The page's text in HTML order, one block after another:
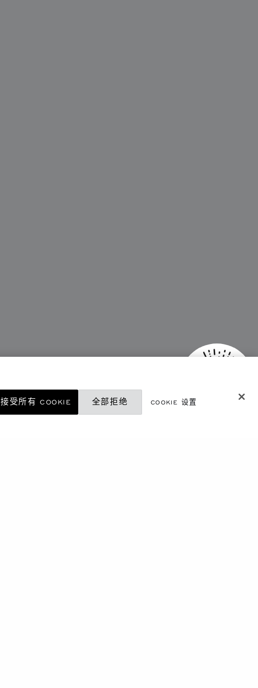
COOKIE 设置
全部拒绝
接受所有 COOKIE